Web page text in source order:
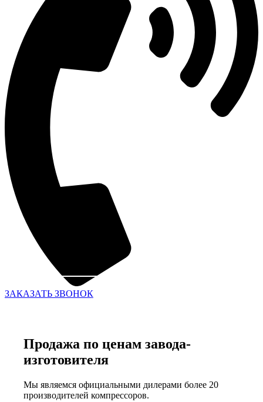
ЗАКАЗАТЬ ЗВОНОК
Продажа по ценам завода-
изготовителя
Мы являемся официальными дилерами более 20
производителей компрессоров.